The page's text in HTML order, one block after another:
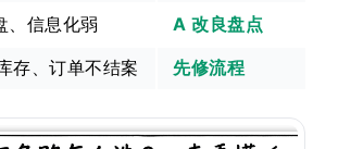
、信息化弱
A 改良盘点
存、订单不结案
先修流程